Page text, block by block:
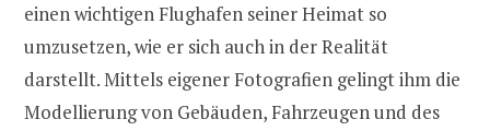
einen wichtigen Flughafen seiner Heimat so
umzusetzen, wie er sich auch in der Realität
darstellt. Mittels eigener Fotografien gelingt ihm die
Modellierung von Gebäuden, Fahrzeugen und des